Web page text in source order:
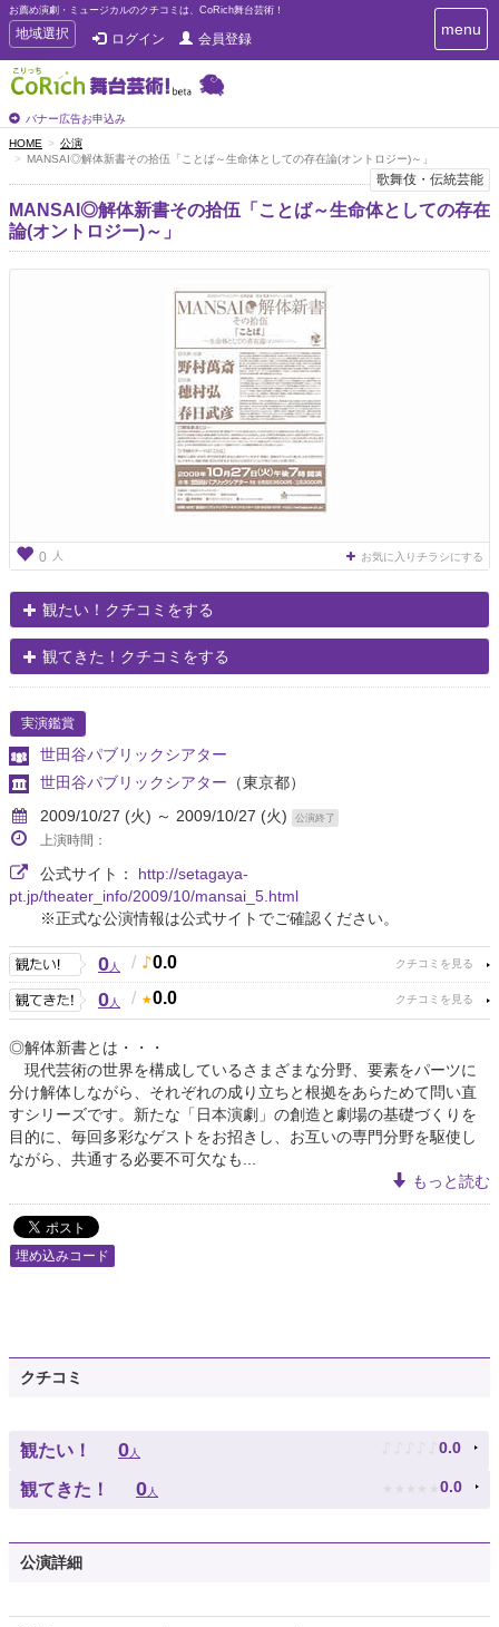
お薦め演劇・ミュージカルのクチコミは、CoRich舞台芸術！
T
o
g
g
e
n
a
v
i
g
a
地域選択 ログイン 会員登録
バナー広告お申込み
T
o
a
v
g
a
menu
HOME
公演
MANSAI◎解体新書その拾伍「ことば～生命体としての存在論(オントロジー)～」
歌舞伎・伝統芸能
MANSAI◎解体新書その拾伍「ことば～生命体としての存在
論(オントロジー)～」
0 人 お気に入りチラシにする
観たい！クチコミをする
観てきた！クチコミをする
実演鑑賞
世田谷パブリックシアター
世田谷パブリックシアター （東京都）
2009/10/27 (火) ～ 2009/10/27 (火)
公演終了
上演時間：
公式サイト： http://setagaya-
pt.jp/theater_info/2009/10/mansai_5.html
※正式な公演情報は公式サイトでご確認ください。
0人 / 0.0
0人 / 0.0
◎解体新書とは・・・
現代芸術の世界を構成しているさまざまな分野、要素をパーツに
分け解体しながら、それぞれの成り立ちと根拠をあらためて問い直
すシリーズです。新たな「日本演劇」の創造と劇場の基礎づくりを
目的に、毎回多彩なゲストをお招きし、お互いの専門分野を駆使し
ながら、共通する必要不可欠なも...
もっと読む
埋め込みコード
クチコミ
観たい！ 0人 ♪ ♪ ♪ ♪ ♪ 0.0
観てきた！ 0人 ★ ★ ★ ★ ★ 0.0
公演詳細